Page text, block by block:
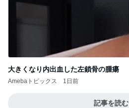
大きくなり内出血した左鎖骨の腫瘍
Amebaトピックス 1日前
記事を読む